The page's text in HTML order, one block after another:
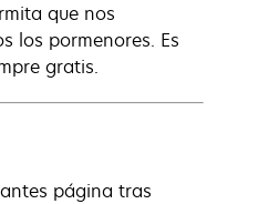
que nos
los pormenores. Es
gratis.
página tras